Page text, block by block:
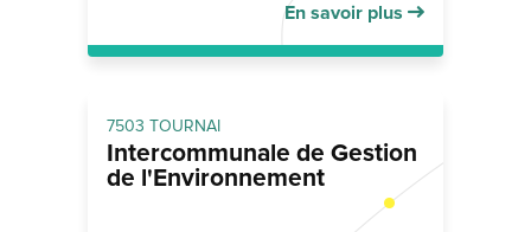
En savoir plus
7503 TOURNAI
Intercommunale de Gestion
de l'Environnement